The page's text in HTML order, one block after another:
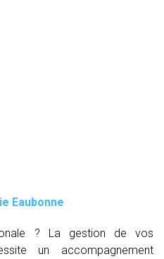
Eaubonne
? La gestion de vos
un accompagnement